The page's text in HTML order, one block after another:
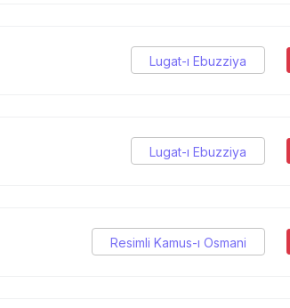
Lugat-ı Ebuzziya
Lugat-ı Ebuzziya
Resimli Kamus-ı Osmani